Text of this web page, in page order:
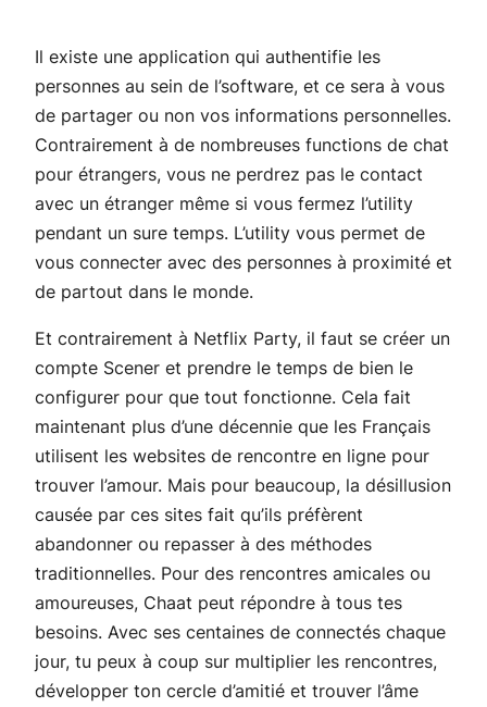
Il existe une application qui authentifie les
personnes au sein de l’software, et ce sera à vous
de partager ou non vos informations personnelles.
Contrairement à de nombreuses functions de chat
pour étrangers, vous ne perdrez pas le contact
avec un étranger même si vous fermez l’utility
pendant un sure temps. L’utility vous permet de
vous connecter avec des personnes à proximité et
de partout dans le monde.
Et contrairement à Netflix Party, il faut se créer un
compte Scener et prendre le temps de bien le
configurer pour que tout fonctionne. Cela fait
maintenant plus d’une décennie que les Français
utilisent les websites de rencontre en ligne pour
trouver l’amour. Mais pour beaucoup, la désillusion
causée par ces sites fait qu’ils préfèrent
abandonner ou repasser à des méthodes
traditionnelles. Pour des rencontres amicales ou
amoureuses, Chaat peut répondre à tous tes
besoins. Avec ses centaines de connectés chaque
jour, tu peux à coup sur multiplier les rencontres,
développer ton cercle d’amitié et trouver l’âme